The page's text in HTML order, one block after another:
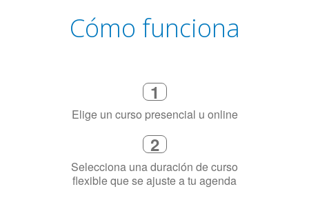
Cómo funciona
1
Elige un curso presencial u online